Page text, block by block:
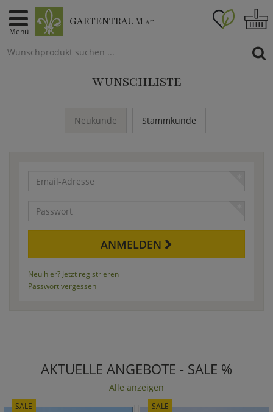
Menü
GARTENTRAUM.AT
WUNSCHLISTE
Neukunde Stammkunde
Email-
Adresse
Passwort
ANMELDEN
Neu hier? Jetzt registrieren
Passwort vergessen
AKTUELLE ANGEBOTE - SALE %
Alle anzeigen
SALE SALE